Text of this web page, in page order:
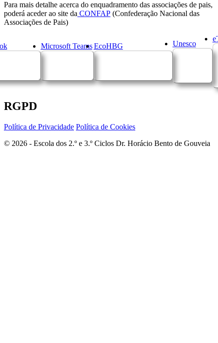
Para mais detalhe acerca do enquadramento das associações de pais,
poderá aceder ao site da CONFAP (Confederação Nacional das
Associações de Pais)
Microsoft Teams EcoHBG Unesco
RGPD
Política de Privacidade Política de Cookies
© 2026 - Escola dos 2.º e 3.º Ciclos Dr. Horácio Bento de Gouveia